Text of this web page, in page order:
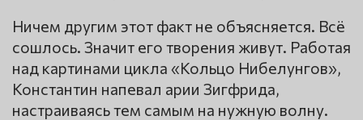
Ничем другим этот факт не объясняется. Всё
сошлось. Значит его творения живут. Работая
над картинами цикла «Кольцо Нибелунгов»,
Константин напевал арии Зигфрида,
настраиваясь тем самым на нужную волну.